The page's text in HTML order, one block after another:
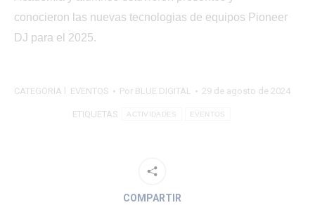
conocieron las nuevas tecnologias de equipos Pioneer
DJ para el 2025.
CATEGORIA l EVENTOS Por BLUE DIGITAL 29 de agosto de 2024
ETIQUETAS ACTIVIDADES EVENTOS
COMPARTIR